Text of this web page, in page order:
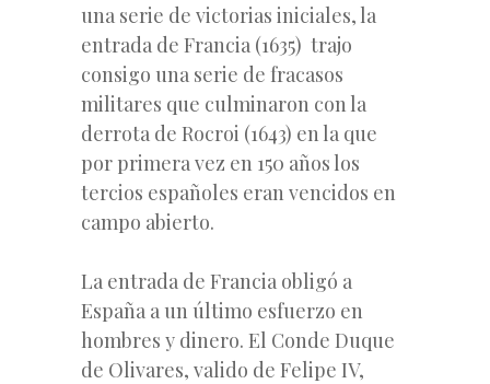
una serie de victorias iniciales, la
entrada de Francia (1635) trajo
consigo una serie de fracasos
militares que culminaron con la
derrota de Rocroi (1643) en la que
por primera vez en 150 años los
tercios españoles eran vencidos en
campo abierto.
La entrada de Francia obligó a
España a un último esfuerzo en
hombres y dinero. El Conde Duque
de Olivares, valido de Felipe IV,